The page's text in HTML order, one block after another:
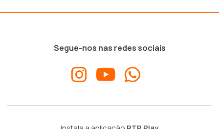
Segue-nos nas redes sociais